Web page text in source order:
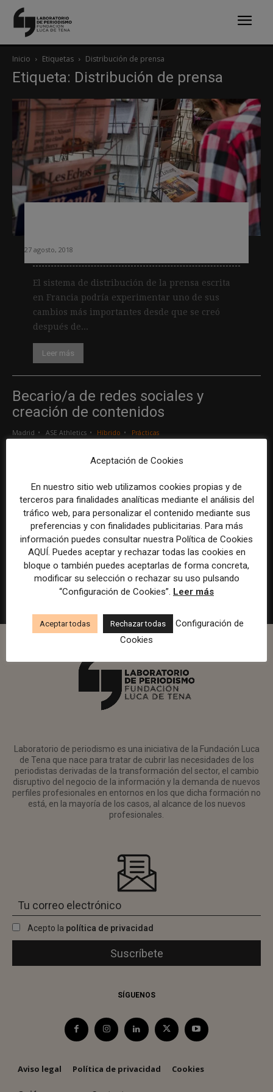
Inicio Etiquetas Distribución de prensa
Etiqueta: Distribución de prensa
27 agosto, 2018
El sistema de distribución de la prensa escrita
en Francia podría experimentar uno de sus
cambios más importantes desde que se creó
después de...
Leer más
Becario/a de redes sociales y
creación de contenidos
Madrid ASE Athletics Híbrido Prácticas
Creador/a de contenidos
Barcelona Gods Brand Indefinido Tiempo completo
Responsable de marcas y patrocinios
en Watif TV
Madrid Watif Presencial Tiempo completo
Laboratorio de periodismo es una iniciativa de la Fundación Luca
de Tena que nace para tratar de cubrir las necesidades de los
periodistas derivadas de la transformación del sector, el cambio
disruptivo del negocio de la información y la demanda de nuevos
perfiles profesionales en entornos en los que dicha formación no
está, en la mayoría de los casos, al alcance de los nuevos
profesionales.
Acepto la política de privacidad
SÍGUENOS
Aviso legal Política de privacidad Cookies
Aceptación de Cookies
En nuestro sitio web utilizamos cookies propias y de
terceros para finalidades analíticas mediante el análisis del
tráfico web, para personalizar el contenido mediante sus
preferencias y con finalidades publicitarias. Para más
información puedes consultar nuestra Política de Cookies
AQUÍ. Puedes aceptar y rechazar todas las cookies en
bloque o también puedes aceptarlas de forma concreta,
modificar su selección o rechazar su uso pulsando
“Configuración de Cookies”. Leer más
Aceptar todas Rechazar todas
Configuración de
Cookies